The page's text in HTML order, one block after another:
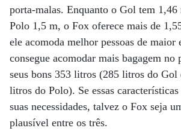
porta-malas. Enquanto o Gol tem 1,46
Polo 1,5 m, o Fox oferece mais de
ele acomoda melhor pessoas de maior
consegue acomodar mais bagagem no
seus bons 353 litros (285 litros do Gol
litros do Polo). Se essas
suas necessidades, talvez o Fox seja
plausível entre os três.